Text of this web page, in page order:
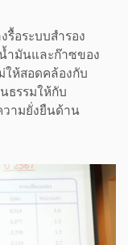
รื้อระบบสำรอง
ำมันและก๊าซของ
ให้สอดคล้องกับ
ธรรมให้กับ
วามยั่งยืนด้าน